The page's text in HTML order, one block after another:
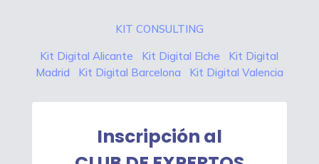
KIT CONSULTING
Kit Digital Alicante
Kit Digital Elche
Kit Digital
Madrid
Kit Digital Barcelona Kit Digital Valencia